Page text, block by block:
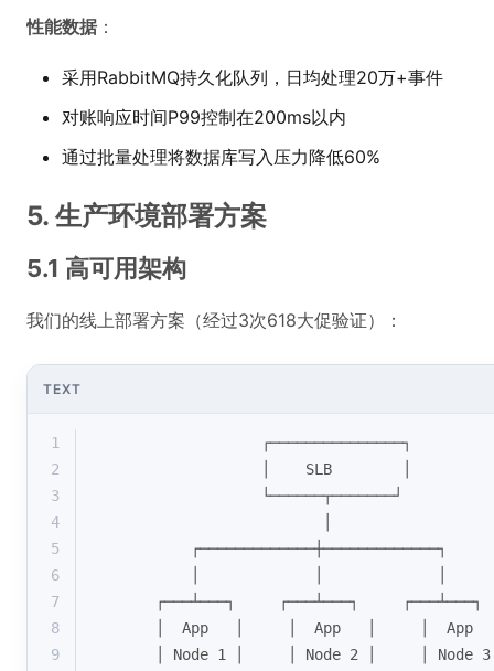
性能数据 ：
采用RabbitMQ持久化队列，日均处理20万+事件
对账响应时间P99控制在200ms以内
通过批量处理将数据库写入压力降低60%
5. 生产环境部署方案
5.1 高可用架构
我们的线上部署方案（经过3次618大促验证）：
TEXT
1
                   ┌───────────────┐
2
                   │    SLB        │
3
                   └──────┬───────┘
4
5
           ┌─────────────┼─────────────┐
6
7
       ┌───┴───┐     ┌───┴───┐     ┌───┴───┐
8
│  App   │     │  App   │     │  App
9
│ Node 1 │     │ Node 2 │     │ Node 3